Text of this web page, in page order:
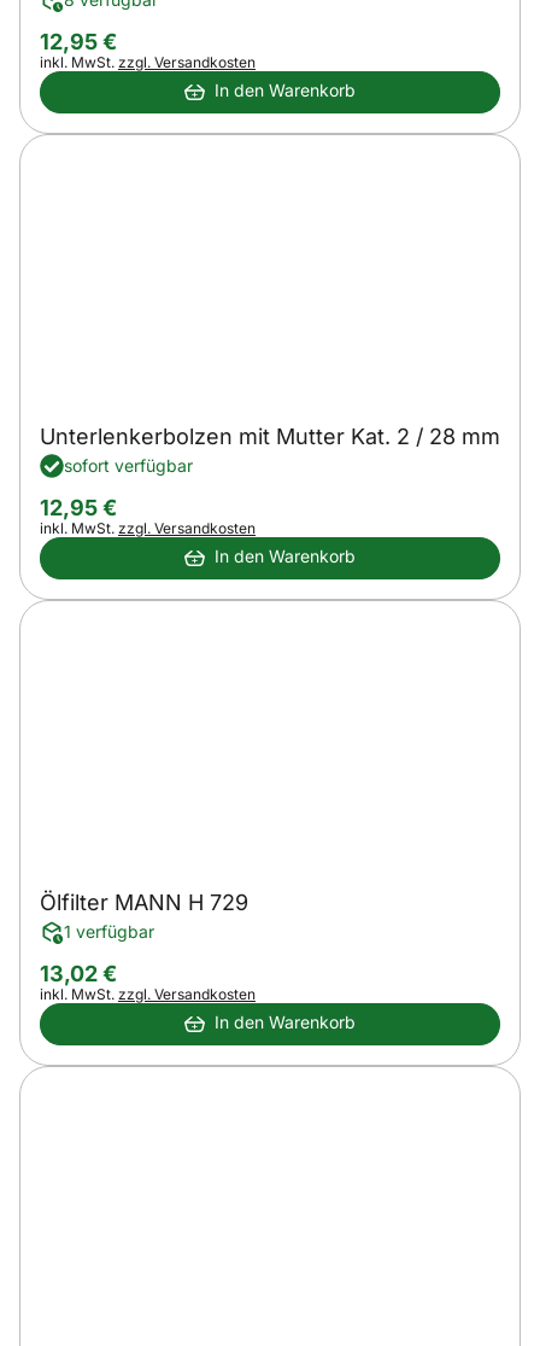
12,95€
Steuerhinweis:
inkl. MwSt. zzgl. Versandkosten
In den Warenkorb
Unterlenkerbolzen mit Mutter Kat. 2 / 28 mm
sofort verfügbar
12,95€
Steuerhinweis:
inkl. MwSt. zzgl. Versandkosten
In den Warenkorb
Ölfilter MANN H 729
1 verfügbar
13,02€
Steuerhinweis:
inkl. MwSt. zzgl. Versandkosten
In den Warenkorb